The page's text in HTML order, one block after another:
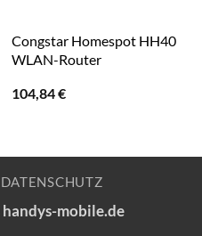
Congstar Homespot HH40
WLAN-Router
104,84€
DATENSCHUTZ
handys-mobile.de